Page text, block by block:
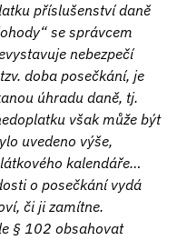
příslušenství daně
se správcem
nebezpečí
doba posečkání, je
úhradu daně, tj.
však může být
uvedeno výše,
kalendáře…
o posečkání vydá
či ji zamítne.
§ 102 obsahovat